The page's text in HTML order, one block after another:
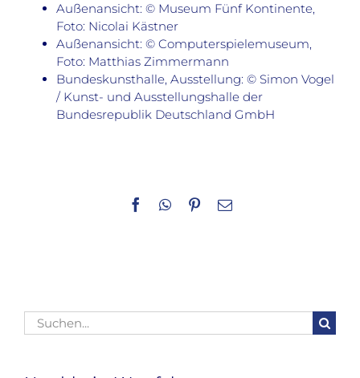
Außenansicht: © Museum Fünf Kontinente,
Foto: Nicolai Kästner
Außenansicht: © Computerspielemuseum,
Foto: Matthias Zimmermann
Bundeskunsthalle, Ausstellung: © Simon Vogel
/ Kunst- und Ausstellungshalle der
Bundesrepublik Deutschland GmbH
Facebook
WhatsApp
Pinterest
E-
Suche
nach: